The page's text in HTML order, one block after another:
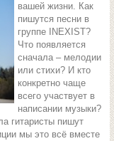
вашей жизни. Как
пишутся песни в
группе INEXIST?
Что появляется
сначала – мелодии
или стихи? И кто
конкретно чаще
всего участвует в
написании музыки?
гитаристы пишут
мы это всё вместе